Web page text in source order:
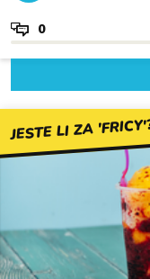
0
JESTE LI ZA